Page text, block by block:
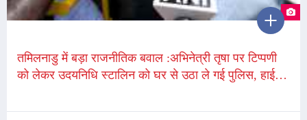
तमिलनाडु में बड़ा राजनीतिक बवाल :अभिनेत्री तृषा पर टिप्पणी
को लेकर उदयनिधि स्टालिन को घर से उठा ले गई पुलिस, हाई